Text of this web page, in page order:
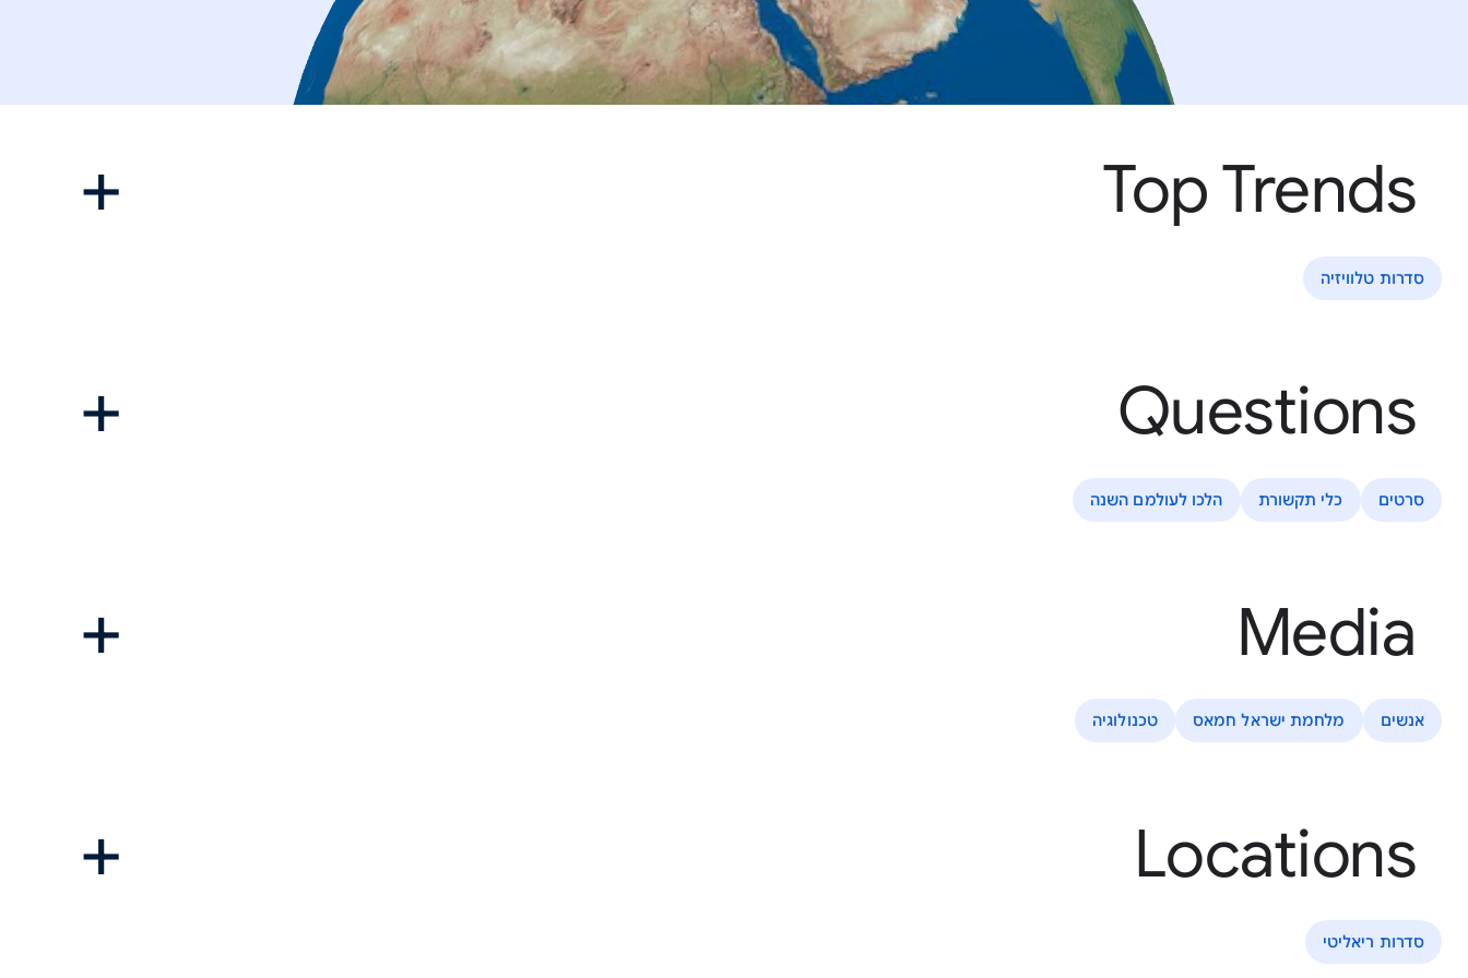
Top Trends
סדרות טלוויזיה
Questions
סרטים כלי תקשורת הלכו לעולמם השנה
Media
אנשים מלחמת ישראל חמאס טכנולוגיה
Locations
סדרות ריאליטי